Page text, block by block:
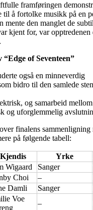
framføringen
til å fortolke musikk på en
mente den manglet de
kjent for, var
of Seventeen”
også en minneverdig
bidro til den samlede
og samarbeid
og uforglemmelig
finalens sammenligning
på følgende tabell:
Kjendis Yrke
Wigaard Sanger
Choi –
Damli Sanger
Voe
–